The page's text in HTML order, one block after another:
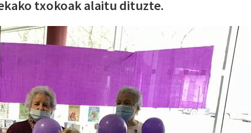
txokoak alaitu dituzte.